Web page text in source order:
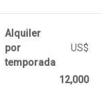
Alquiler
por
temporada
US$
12,000